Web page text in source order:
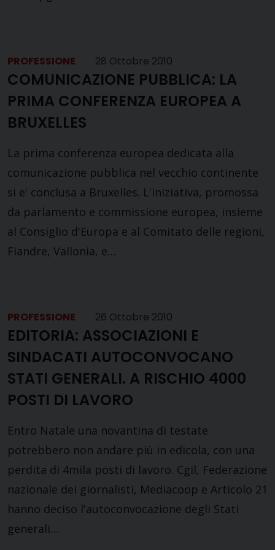
PROFESSIONE 28 Ottobre 2010
COMUNICAZIONE PUBBLICA: LA
PRIMA CONFERENZA EUROPEA A
BRUXELLES
La prima conferenza europea dedicata alla
comunicazione pubblica nel vecchio continente
si e' conclusa a Bruxelles. L'iniziativa, promossa
da parlamento e commissione europea, insieme
al Consiglio d'Europa e al Comitato delle regioni,
Fiandre, Vallonia, e…
PROFESSIONE 26 Ottobre 2010
EDITORIA: ASSOCIAZIONI E
SINDACATI AUTOCONVOCANO
STATI GENERALI. A RISCHIO 4000
POSTI DI LAVORO
Entro Natale una novantina di testate
potrebbero non andare più in edicola, con una
perdita di 4mila posti di lavoro. Cgil, Federazione
nazionale dei giornalisti, Mediacoop e Articolo 21
hanno deciso l'autoconvocazione degli Stati
generali…